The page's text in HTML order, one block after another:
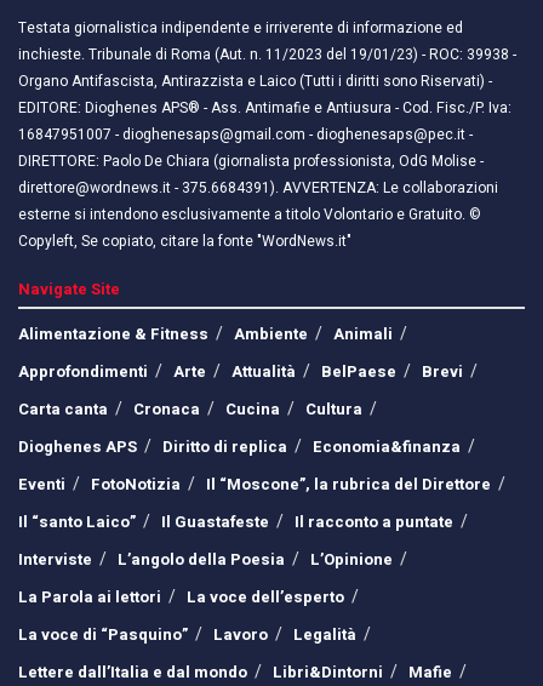
Testata giornalistica indipendente e irriverente di informazione ed
inchieste. Tribunale di Roma (Aut. n. 11/2023 del 19/01/23) - ROC: 39938 -
Organo Antifascista, Antirazzista e Laico (Tutti i diritti sono Riservati) -
EDITORE: Dioghenes APS® - Ass. Antimafie e Antiusura - Cod. Fisc./P. Iva:
16847951007 - dioghenesaps@gmail.com - dioghenesaps@pec.it - ​​
DIRETTORE: Paolo De Chiara (giornalista professionista, OdG Molise -
direttore@wordnews.it - ​​375.6684391). AVVERTENZA: Le collaborazioni
esterne si intendono esclusivamente a titolo Volontario e Gratuito. ©
Copyleft, Se copiato, citare la fonte "WordNews.it"
Navigate Site
Alimentazione & Fitness
Ambiente
Animali
Approfondimenti
Arte Attualità BelPaese
Brevi
Carta canta
Cronaca Cucina
Cultura
Dioghenes APS
Diritto di replica
Economia&finanza
Eventi
FotoNotizia
Il “Moscone”, la rubrica del Direttore
Il “santo Laico”
Il Guastafeste
Il racconto a puntate
Interviste
L’angolo della Poesia
L’Opinione
La Parola ai lettori
La voce dell’esperto
La voce di “Pasquino”
Lavoro
Legalità
Lettere dall’Italia e dal mondo
Libri&Dintorni
Mafie